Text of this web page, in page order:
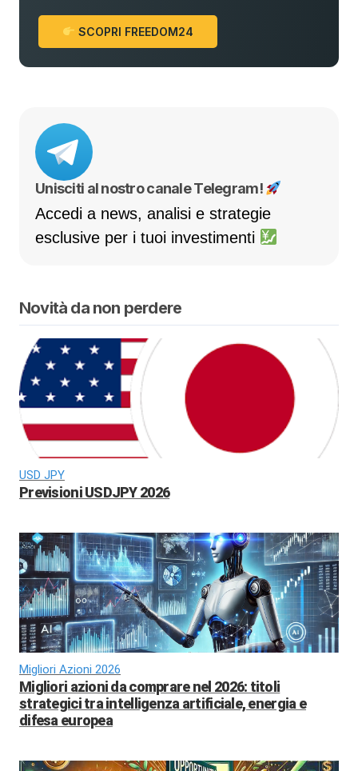
SCOPRI FREEDOM24
Unisciti al nostro canale Telegram!
Accedi a news, analisi e strategie
esclusive per i tuoi investimenti
Novità da non perdere
USD JPY
Previsioni USDJPY 2026
Migliori Azioni 2026
Migliori azioni da comprare nel 2026: titoli
strategici tra intelligenza artificiale, energia e
difesa europea